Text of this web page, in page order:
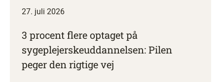
27. juli 2026
3 procent flere optaget på
sygeplejerskeuddannelsen: Pilen
peger den rigtige vej